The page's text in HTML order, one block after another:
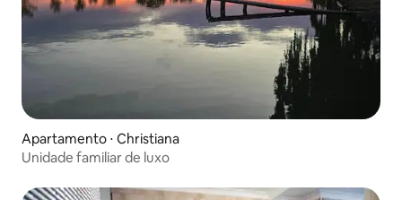
Apartamento ⋅ Christiana
Unidade familiar de luxo